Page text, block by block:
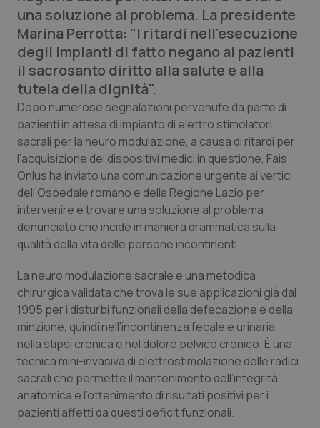
Basilicata
Calabria
Campania
Emilia-Romagna
Friuli Venezia Giulia
Lazio
Lombardia
Marche
Molise
Piemonte
Artrite & artrosi
Asma & BPCO
Car-T
Colesterolo & coronaropatie
Dermatite Atopica
Diabete & glucometri
Dolore
Donna & Salute
Epatiti
HIV
QS Club Newsletter
una soluzione al problema. La presidente
Marina Perrotta: "I ritardi nell’esecuzione
degli impianti di fatto negano ai pazienti
il sacrosanto diritto alla salute e alla
tutela della dignità".
Dopo numerose segnalazioni pervenute da parte di
pazienti in attesa di impianto di elettro stimolatori
sacrali per la neuro modulazione, a causa di ritardi per
l’acquisizione dei dispositivi medici in questione, Fais
Onlus ha inviato una comunicazione urgente ai vertici
dell’Ospedale romano e della Regione Lazio per
intervenire e trovare una soluzione al problema
denunciato che incide in maniera drammatica sulla
qualità della vita delle persone incontinenti.
La neuro modulazione sacrale è una metodica
chirurgica validata che trova le sue applicazioni già dal
1995 per i disturbi funzionali della defecazione e della
minzione, quindi nell’incontinenza fecale e urinaria,
nella stipsi cronica e nel dolore pelvico cronico. È una
tecnica mini-invasiva di elettrostimolazione delle radici
sacrali che permette il mantenimento dell’integrità
anatomica e l’ottenimento di risultati positivi per i
pazienti affetti da questi deficit funzionali.